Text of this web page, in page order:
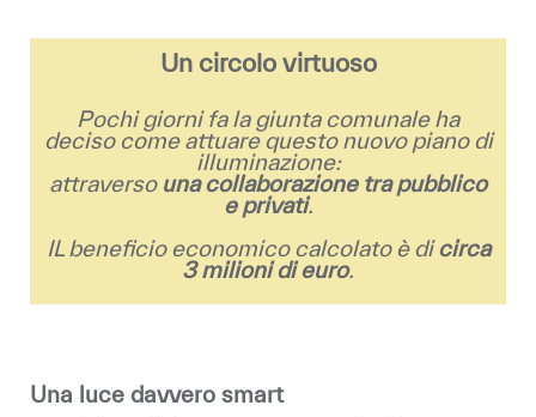
Un circolo virtuoso
Pochi giorni fa la giunta comunale ha
deciso come attuare questo nuovo piano di
illuminazione:
attraverso una collaborazione tra pubblico
e privati.
IL beneficio economico calcolato è dicirca
3 milioni di euro.
Una luce davvero smart